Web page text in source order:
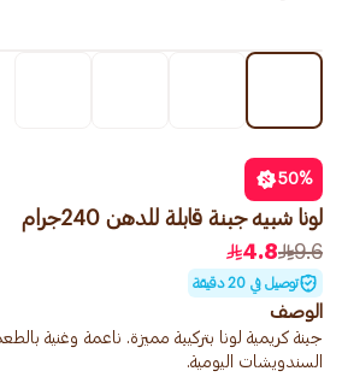
50%
لونا شبيه جبنة قابلة للدهن 240جرام
9.6
4.8
توصيل في 20 دقيقة
الوصف
جبنة كريمية لونا بتركيبة مميزة. ناعمة وغنية
السندويشات اليومية.